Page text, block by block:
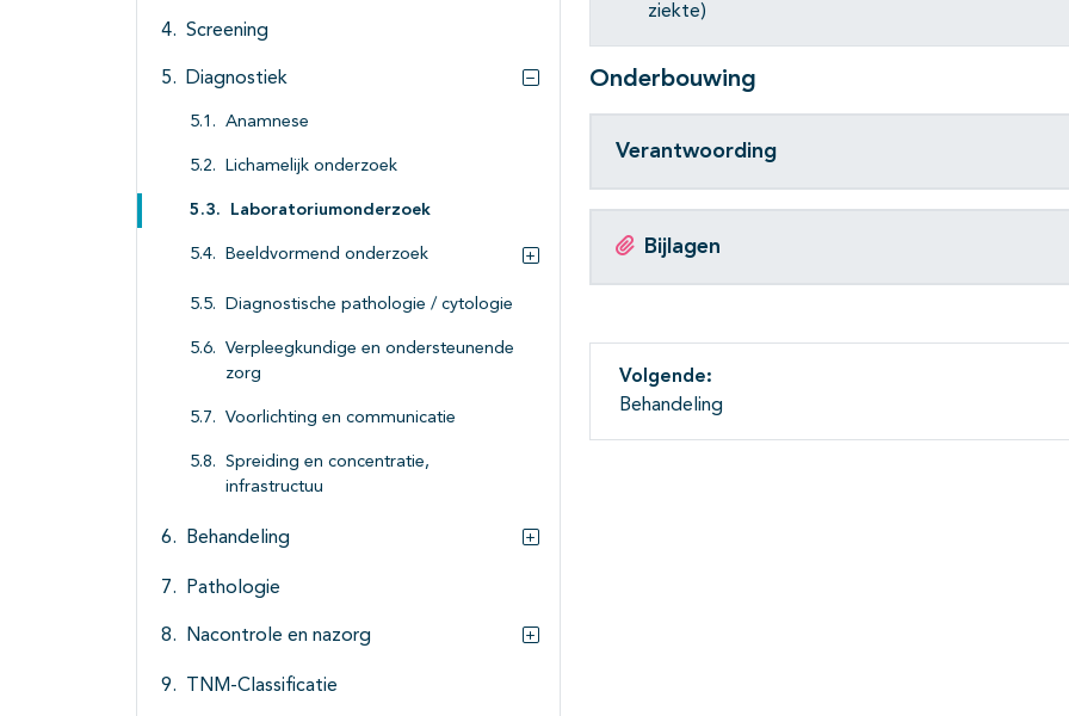
Screening
Diagnostiek
Anamnese
Lichamelijk onderzoek
Laboratoriumonderzoek
Beeldvormend onderzoek
Subpagina's open- en dichtklappen
Diagnostische pathologie / cytologie
Verpleegkundige en ondersteunende
zorg
Voorlichting en communicatie
Spreiding en concentratie,
infrastructuu
Behandeling
Pathologie
Nacontrole en nazorg
TNM-Classificatie
ziekte)
Onderbouwing
Verantwoording
Bijlagen
Volgende:
Behandeling